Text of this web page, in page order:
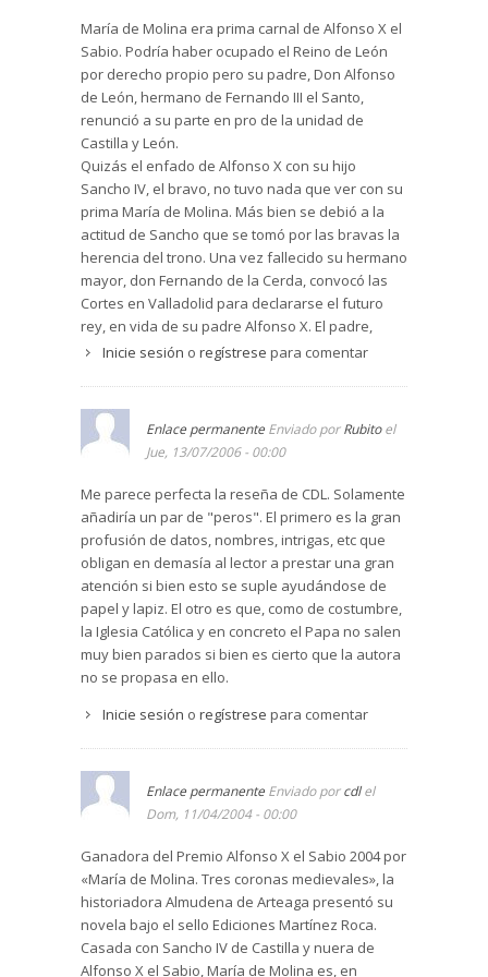
María de Molina era prima carnal de Alfonso X el
Sabio. Podría haber ocupado el Reino de León
por derecho propio pero su padre, Don Alfonso
de León, hermano de Fernando III el Santo,
renunció a su parte en pro de la unidad de
Castilla y León.
Quizás el enfado de Alfonso X con su hijo
Sancho IV, el bravo, no tuvo nada que ver con su
prima María de Molina. Más bien se debió a la
actitud de Sancho que se tomó por las bravas la
herencia del trono. Una vez fallecido su hermano
mayor, don Fernando de la Cerda, convocó las
Cortes en Valladolid para declararse el futuro
rey, en vida de su padre Alfonso X. El padre,
dolido por la actitud altanera del hijo, escribió al
sobrino, Sancho IV, pudiesen legalizar su
matrimonio y acceder al trono con pleno
María y de Molina y Sancho IV se quisieron, se
respetaron y se ayudaron a sobrellevar las
insidias de la corte, las traiciones y todas las
dificultades que la reconquista de España
añadieron a su difícil situación. Por si fuera poco,
Sancho murió a la edad de 37 años y dejó a su
hijo Fernando IV con siete años de edad. María
ocupó la regencia durante la minoría de su hijo y
supo mantener los desafíos que los cortesanos
sagacidad repartió favores que contentaban a
la falta de carácter de su hijo, sus
incomprensiones, su desconfianza provocada
cortesanos. Con infinita paciencia trató de
solventar los errores fruto de la inexperiencia.
Fernando IV, el emplazado, murió a los 27 años
de unas fiebres, tras haber ocupado el trono 18
años. Dejaba un hijo, Alfonso, amamantado por
su madre, Constanza, quien sólo le sobrevivió un
Inicie sesión o regístrese para comentar
Enlace permanente Enviado porRubitoel
Jue, 13/07/2006 - 00:00
Me parece perfecta la reseña de CDL. Solamente
añadiría un par de "peros". El primero es la gran
profusión de datos, nombres, intrigas, etc que
obligan en demasía al lector a prestar una gran
atención si bien esto se suple ayudándose de
papel y lapiz. El otro es que, como de costumbre,
la Iglesia Católica y en concreto el Papa no salen
muy bien parados si bien es cierto que la autora
no se propasa en ello.
Inicie sesión o regístrese para comentar
Enlace permanente Enviado porcdlel
Dom, 11/04/2004 - 00:00
Ganadora del Premio Alfonso X el Sabio 2004 por
«María de Molina. Tres coronas medievales», la
historiadora Almudena de Arteaga presentó su
novela bajo el sello Ediciones Martínez Roca.
Casada con Sancho IV de Castilla y nuera de
Alfonso X el Sabio, María de Molina es, en